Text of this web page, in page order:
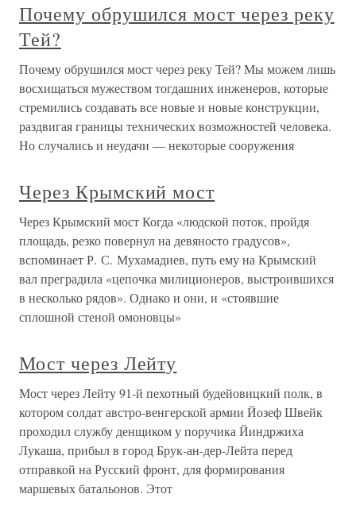
Почему обрушился мост через реку
Тей?
Почему обрушился мост через реку Тей? Мы можем лишь
восхищаться мужеством тогдашних инженеров, которые
стремились создавать все новые и новые конструкции,
раздвигая границы технических возможностей человека.
Но случались и неудачи — некоторые сооружения
Через Крымский мост
Через Крымский мост Когда «людской поток, пройдя
площадь, резко повернул на девяносто градусов»,
вспоминает Р. С. Мухамадиев, путь ему на Крымский
вал преградила «цепочка милиционеров, выстроившихся
в несколько рядов». Однако и они, и «стоявшие
сплошной стеной омоновцы»
Мост через Лейту
Мост через Лейту 91-й пехотный будейовицкий полк, в
котором солдат австро-венгерской армии Йозеф Швейк
проходил службу денщиком у поручика Йиндржиха
Лукаша, прибыл в город Брук-ан-дер-Лейта перед
отправкой на Русский фронт, для формирования
маршевых батальонов. Этот